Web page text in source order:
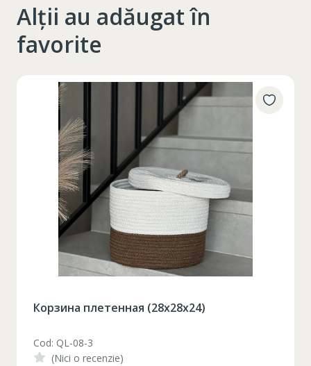
Alții au adăugat în
favorite
Корзина плетенная (28x28x24)
Cod: QL-08-3
(Nici o recenzie)